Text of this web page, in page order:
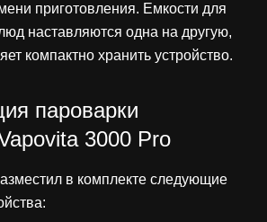
приготовления. Емкости для
наставляются одна на другую,
компактно хранить устройство.
пароварки
3000 Pro
в комплекте следующие